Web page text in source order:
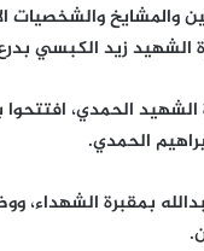
والمشايخ والشخصيات
الشهيد زيد الكبسي
الحمدي، افتتحوا
الحمدي.
بمقبرة الشهداء،